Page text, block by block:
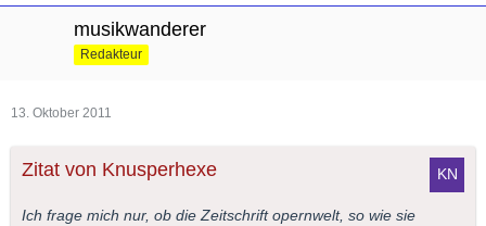
musikwanderer
Redakteur
13. Oktober 2011
Zitat von Knusperhexe
Ich frage mich nur, ob die Zeitschrift opernwelt, so wie sie